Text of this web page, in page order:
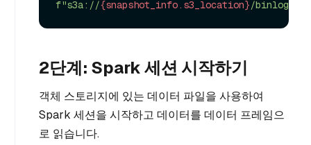
f"s3a://{snapshot_info.s3_location}/binlogs/"
2단계: Spark 세션 시작하기
객체 스토리지에 있는 데이터 파일을 사용하여
Spark 세션을 시작하고 데이터를 데이터 프레임으
로 읽습니다.